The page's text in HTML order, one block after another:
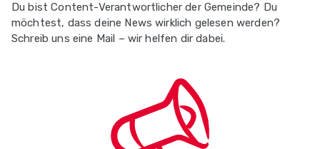
Du bist Content-Verantwortlicher der Gemeinde? Du
möchtest, dass deine News wirklich gelesen werden?
Schreib uns eine Mail – wir helfen dir dabei.